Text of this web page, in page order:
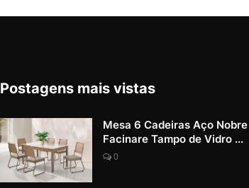
Postagens mais vistas
Mesa 6 Cadeiras Aço Nobre
Facinare Tampo de Vidro ...
0